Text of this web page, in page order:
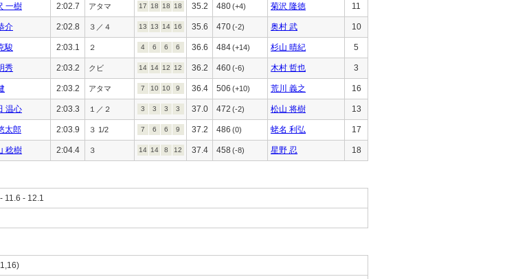
一樹 2:02.7 アタマ 17 18 18 18 35.2 480(+4) 菊沢 隆徳 11
介 2:02.8 ３／４ 13 13 14 16 35.6 470(-2) 奥村 武 10
駿 2:03.1 ２ 4 6 6 6 36.6 484(+14) 杉山 晴紀 5
秀 2:03.2 クビ 14 14 12 12 36.2 460(-6) 木村 哲也 3
2:03.2 アタマ 7 10 10 9 36.4 506 (+10) 荒川 義之 16
温心 2:03.3 １／２ 3 3 3 3 37.0 472 (-2) 松山 将樹 13
太郎 2:03.9 ３ 1/2 7 6 6 9 37.2 486 (0) 蛯名 利弘 17
稔樹 2:04.4 ３ 14 14 8 12 37.4 458 (-8) 星野 忍 18
11.6 - 12.1